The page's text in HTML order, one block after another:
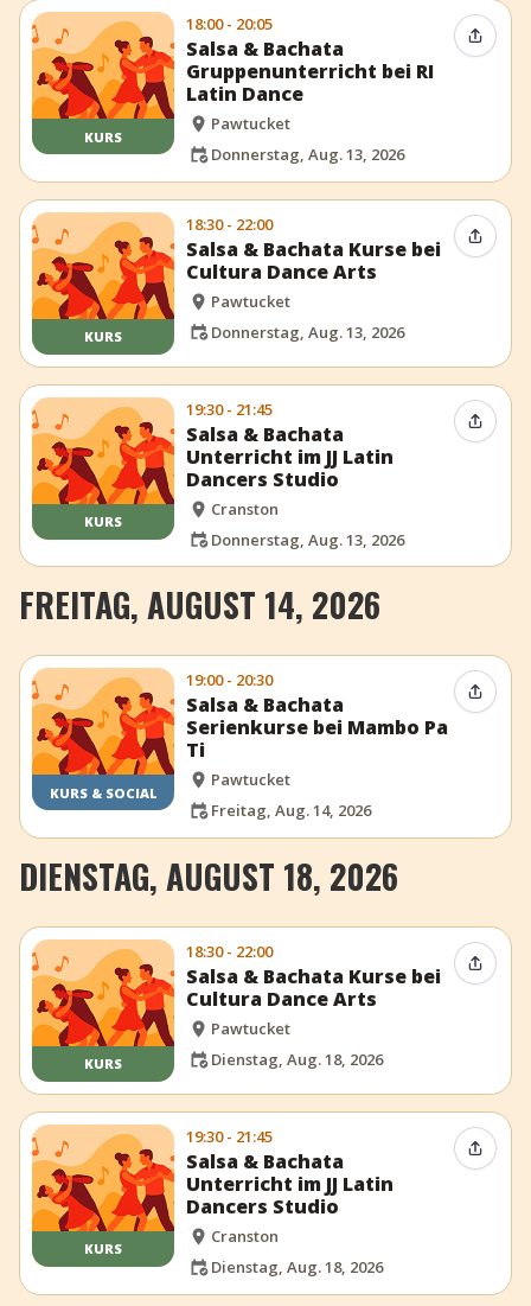
KURS
18:00 - 20:05
Salsa & Bachata
Gruppenunterricht bei RI
Latin Dance
Pawtucket
Donnerstag, Aug. 13, 2026
Event
KURS
18:30 - 22:00
Salsa & Bachata Kurse bei
Cultura Dance Arts
Pawtucket
Donnerstag, Aug. 13, 2026
Event
KURS
19:30 - 21:45
Salsa & Bachata
Unterricht im JJ Latin
Dancers Studio
Cranston
Donnerstag, Aug. 13, 2026
Event
FREITAG, AUGUST 14, 2026
KURS & SOCIAL
19:00 - 20:30
Salsa & Bachata
Serienkurse bei Mambo Pa
Ti
Pawtucket
Freitag, Aug. 14, 2026
Event
DIENSTAG, AUGUST 18, 2026
KURS
18:30 - 22:00
Salsa & Bachata Kurse bei
Cultura Dance Arts
Pawtucket
Dienstag, Aug. 18, 2026
Event
KURS
19:30 - 21:45
Salsa & Bachata
Unterricht im JJ Latin
Dancers Studio
Cranston
Dienstag, Aug. 18, 2026
Event